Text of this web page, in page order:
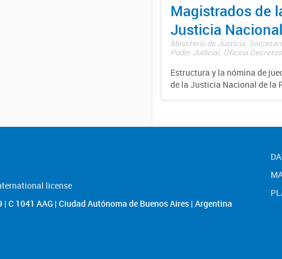
Magistrados de
Justicia Nacional
Ministerio de Justicia.
Poder Judicial. Oficina Decretos
Estructura y la nómina de
de la Justicia Nacional de la
license
C 1041 AAG | Ciudad Autónoma de Buenos Aires | Argentina